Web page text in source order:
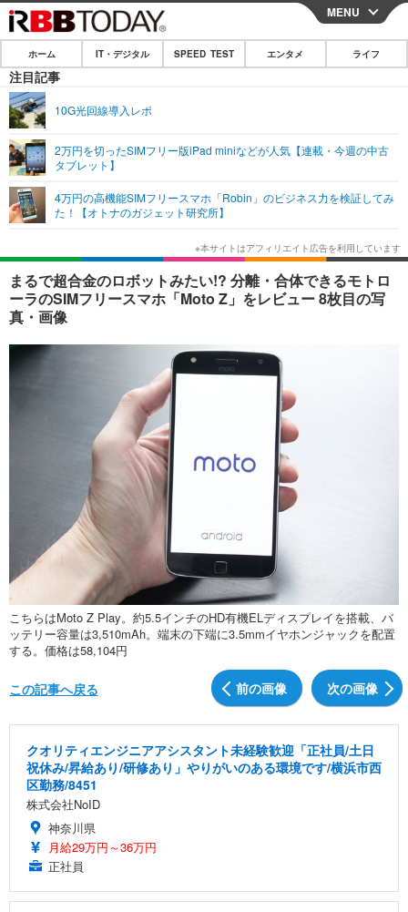
CLOSE
ホーム
IT・デジタル
ネタ
ショッピング その他
SPEED TEST
エンタメ
エンタメTOP
韓国・芸能
音楽 スポーツ
ライフ
ライフTOP グルメ
ペット ショッピング
リリース一覧
プッシュ通知の停止方法
MENU
ホーム IT・デジタル SPEED TEST エンタメ ライフ
注目記事
10G光回線導入レポ
2万円を切ったSIMフリー版iPad miniなどが人気【連載・今週の中古
タブレット】
4万円の高機能SIMフリースマホ「Robin」のビジネス力を検証してみ
た！【オトナのガジェット研究所】
まるで超合金のロボットみたい!? 分離・合体できるモトロ
ーラのSIMフリースマホ「Moto Z」をレビュー 8枚目の写
真・画像
こちらはMoto Z Play。約5.5インチのHD有機ELディスプレイを搭載、バ
ッテリー容量は3,510mAh。端末の下端に3.5mmイヤホンジャックを配置
する。価格は58,104円
前の画像 次の画像
この記事へ戻る
クオリティエンジニアアシスタント未経験歓迎「正社員/土日
祝休み/昇給あり/研修あり」やりがいのある環境です/横浜市西
区勤務/8451
株式会社NoID
神奈川県
月給29万円～36万円
正社員